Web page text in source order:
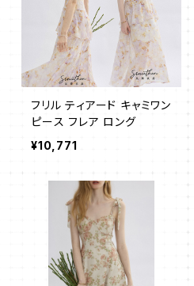
フリル ティアード キャミワン
ピース フレア ロング
¥10,771